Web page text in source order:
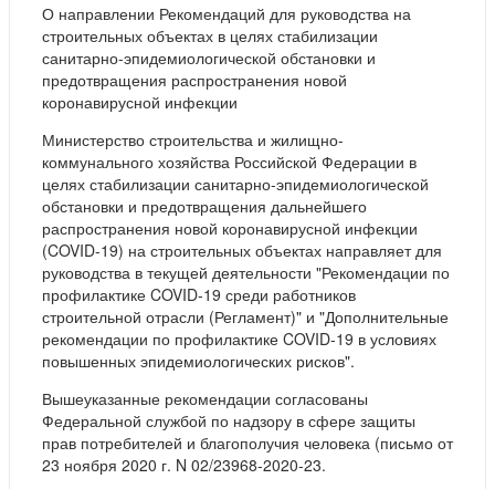
О направлении Рекомендаций для руководства на
строительных объектах в целях стабилизации
санитарно-эпидемиологической обстановки и
предотвращения распространения новой
коронавирусной инфекции
Министерство строительства и жилищно-
коммунального хозяйства Российской Федерации в
целях стабилизации санитарно-эпидемиологической
обстановки и предотвращения дальнейшего
распространения новой коронавирусной инфекции
(COVID-19) на строительных объектах направляет для
руководства в текущей деятельности "Рекомендации по
профилактике COVID-19 среди работников
строительной отрасли (Регламент)" и "Дополнительные
рекомендации по профилактике COVID-19 в условиях
повышенных эпидемиологических рисков".
Вышеуказанные рекомендации согласованы
Федеральной службой по надзору в сфере защиты
прав потребителей и благополучия человека (письмо от
23 ноября 2020 г. N 02/23968-2020-23.